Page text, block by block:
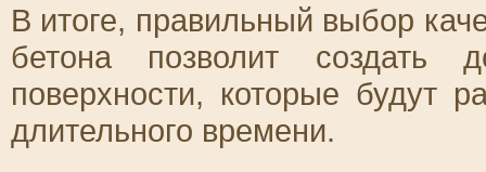
В итоге, правильный выбор
бетона позволит создать
поверхности, которые будут
длительного времени.